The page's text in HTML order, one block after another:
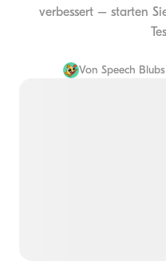
verbessert – starten
Von Speech